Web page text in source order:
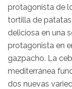
protagonista de
tortilla de patatas
deliciosa en una
protagonista en
gazpacho. La
mediterránea
dos nuevas